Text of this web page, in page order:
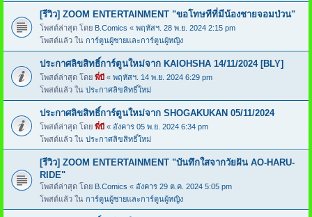
[รีวิว] ZOOM ENTERTAINMENT "ขอโทษทีที่มีน้องชายจอมป่วน"
โพสต์ล่าสุด โดย B.Comics « พฤหัสฯ. 28 พ.ย. 2024 2:15 pm
โพสต์แล้ว ใน การ์ตูนผู้ชายและการ์ตูนผู้หญิง
ประกาศลิขสิทธิ์การ์ตูนใหม่จาก KAIOHSHA 14/11/2024 [BLY]
โพสต์ล่าสุด โดย พี่บี « พฤหัสฯ. 14 พ.ย. 2024 6:29 pm
โพสต์แล้ว ใน ประกาศลิขสิทธิ์ใหม่
ประกาศลิขสิทธิ์การ์ตูนใหม่จาก SHOGAKUKAN 05/11/2024
โพสต์ล่าสุด โดย พี่บี « อังคาร 05 พ.ย. 2024 6:34 pm
โพสต์แล้ว ใน ประกาศลิขสิทธิ์ใหม่
[รีวิว] ZOOM ENTERTAINMENT "บันทึกใสจากวัยฝัน AO-HARU-
RIDE"
โพสต์ล่าสุด โดย B.Comics « อังคาร 29 ต.ค. 2024 5:05 pm
โพสต์แล้ว ใน การ์ตูนผู้ชายและการ์ตูนผู้หญิง